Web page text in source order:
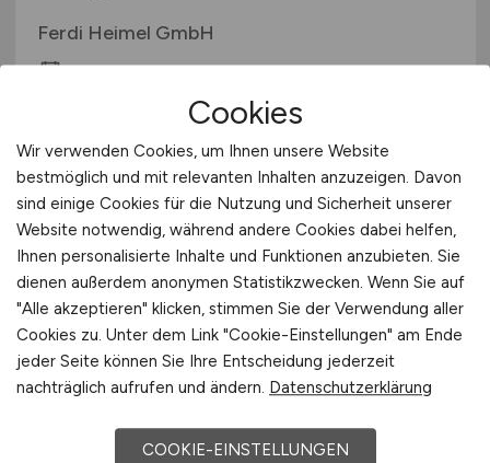
Ferdi Heimel GmbH
vor 2 Tagen
Kundendiensttechniker(m/w/d)
Cookies
Wir verwenden Cookies, um Ihnen unsere Website
bestmöglich und mit relevanten Inhalten anzuzeigen. Davon
sind einige Cookies für die Nutzung und Sicherheit unserer
Website notwendig, während andere Cookies dabei helfen,
Ihnen personalisierte Inhalte und Funktionen anzubieten. Sie
dienen außerdem anonymen Statistikzwecken. Wenn Sie auf
"Alle akzeptieren" klicken, stimmen Sie der Verwendung aller
Cookies zu. Unter dem Link "Cookie-Einstellungen" am Ende
jeder Seite können Sie Ihre Entscheidung jederzeit
nachträglich aufrufen und ändern. Datenschutzerklärung
COOKIE-EINSTELLUNGEN